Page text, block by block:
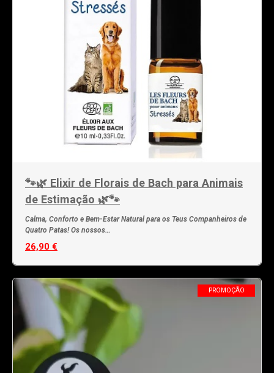
🐾🌿 Elixir de Florais de Bach para Animais
de Estimação 🌿🐾
Calma, Conforto e Bem-Estar Natural para os Teus Companheiros de
Quatro Patas! Os nossos…
26,90 €
PROMOÇÃO